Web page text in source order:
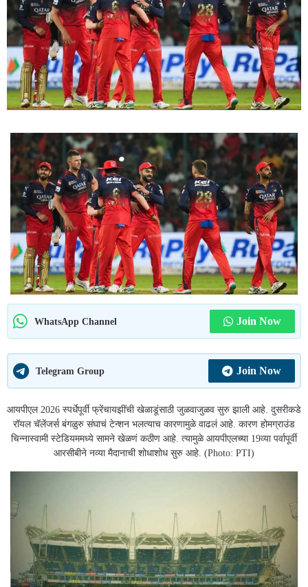
WhatsApp Channel Join Now
Telegram Group Join Now
आयपीएल 2026 स्पर्धेपूर्वी फ्रेंचायझींची खेळाडूंसाठी जुळवाजुळव सुरु झाली आहे. दुसरीकडे
रॉयल चॅलेंजर्स बंगळुरु संघाचं टेन्शन भलत्याच कारणामुळे वाढलं आहे. कारण होमग्राउंड
चिन्नास्वामी स्टेडियममध्ये सामने खेळणं कठीण आहे. त्यामुळे आयपीएलच्या 19व्या पर्वापूर्वी
आरसीबीने नव्या मैदानाची शोधाशोध सुरु आहे. (Photo: PTI)